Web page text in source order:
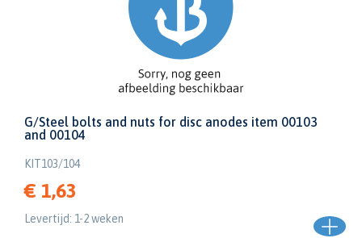
G/Steel bolts and nuts for disc anodes item 00103
and 00104
KIT103/104
€ 1,63
Levertijd: 1-2 weken